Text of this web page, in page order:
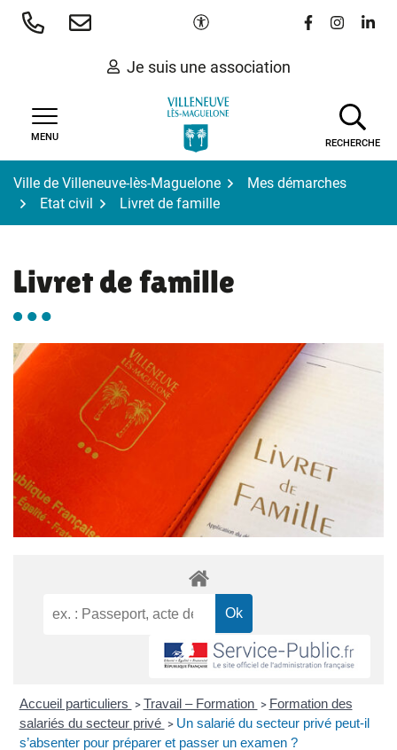
Aller
Paramètres d'accessibilité
Lien vers le
Lien vers
Lien
Je suis une association
MENU
RECHERCHE
Ville de Villeneuve-lès-Maguelone
Mes démarches
Etat civil
Livret de famille
Livret de famille
Accueil particuliers > Travail – Formation > Formation des
salariés du secteur privé > Un salarié du secteur privé peut-il
s’absenter pour préparer et passer un examen ?